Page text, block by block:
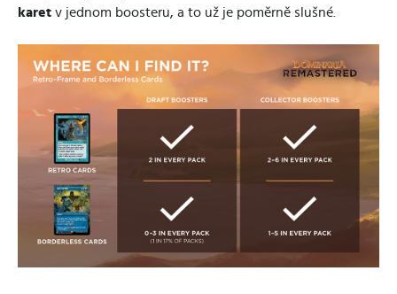
karet v jednom boosteru, a to už je poměrně slušné.